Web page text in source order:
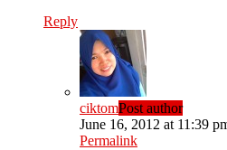
Reply
ciktomPost author
June 16, 2012 at 11:39
Permalink